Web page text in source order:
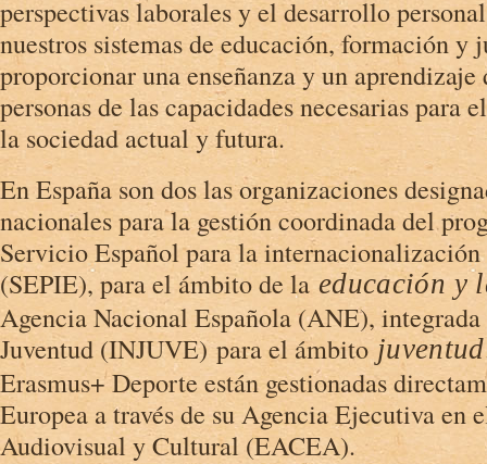
perspectivas laborales y el desarrollo
nuestros sistemas de educación, formación y
proporcionar una enseñanza y un aprendizaje
personas de las capacidades necesarias para
la sociedad actual y futura.
En España son dos las organizaciones
nacionales para la gestión coordinada del
Servicio Español para la
(SEPIE), para el ámbito de laeducación y
Agencia Nacional Española (ANE),
Juventud (INJUVE) para el ámbito juventud
Erasmus+ Deporte están gestionadas
Europea a través de su Agencia Ejecutiva en
Audiovisual y Cultural (EACEA).